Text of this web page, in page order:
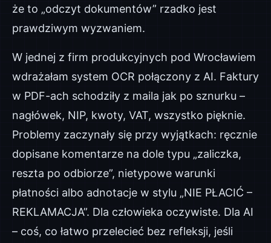
że to „odczyt dokumentów” rzadko jest
prawdziwym wyzwaniem.
W jednej z firm produkcyjnych pod Wrocławiem
wdrażałam system OCR połączony z AI. Faktury
w PDF-ach schodziły z maila jak po sznurku –
nagłówek, NIP, kwoty, VAT, wszystko pięknie.
Problemy zaczynały się przy wyjątkach: ręcznie
dopisane komentarze na dole typu „zaliczka,
reszta po odbiorze”, nietypowe warunki
płatności albo adnotacje w stylu „NIE PŁACIĆ –
REKLAMACJA”. Dla człowieka oczywiste. Dla AI
– coś, co łatwo przelecieć bez refleksji, jeśli